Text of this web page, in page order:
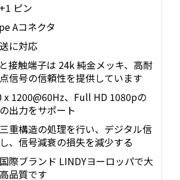
ピン
Aコネクタ
に対応
接触端子は 24k 純金メッキ、高耐
信号の信頼性を提供しています
x 1200@60Hz、Full HD 1080pの
出力をサポート
重構造の処理を行い、デジタル信
、信号減衰の損失を減少する
際ブランド LINDYヨーロッパで大
品質です